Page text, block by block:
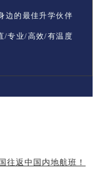
边的最佳升学伙伴
/专业/高效/有温度
往返中国内地航班！